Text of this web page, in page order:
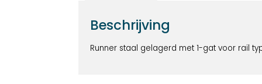
Beschrijving
Runner staal gelagerd met 1-gat voor rail